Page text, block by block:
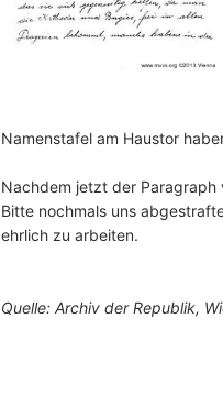
Namenstafel am Haustor
Nachdem jetzt der Paragraph
Bitte nochmals uns
ehrlich zu arbeiten.
Quelle: Archiv der Republik,